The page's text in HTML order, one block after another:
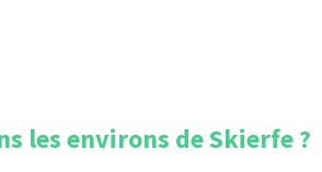
les environs deSkierfe?